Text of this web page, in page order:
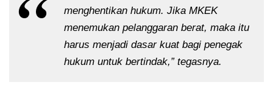
menghentikan hukum. Jika MKEK
menemukan pelanggaran berat, maka itu
harus menjadi dasar kuat bagi penegak
hukum untuk bertindak,” tegasnya.